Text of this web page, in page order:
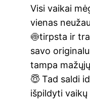
Visi vaikai
vienas
🍥tirpsta ir
savo
tampa
😇 Tad saldi
išpildyti vaikų